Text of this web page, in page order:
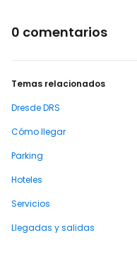
0 comentarios
Temas relacionados
Dresde DRS
Cómo llegar
Parking
Hoteles
Servicios
Llegadas y salidas